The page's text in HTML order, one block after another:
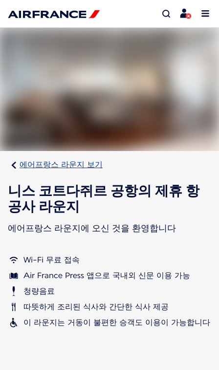
에어프랑스 라운지 보기
니스 코트다쥐르 공항의 제휴 항
공사 라운지
에어프랑스 라운지에 오신 것을 환영합니다
Wi-Fi 무료 접속
Air France Press 앱으로 국내외 신문 이용 가능
청량음료
따뜻하게 조리된 식사와 간단한 식사 제공
이 라운지는 거동이 불편한 승객도 이용이 가능합니다